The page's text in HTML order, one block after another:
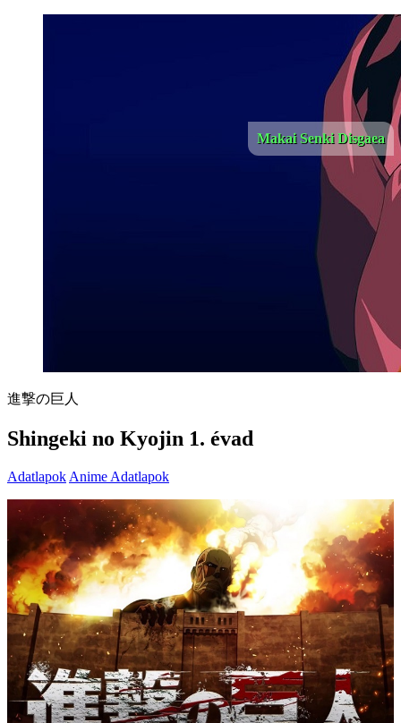
Makai Senki Disgaea
進撃の巨人
Shingeki no Kyojin 1. évad
Adatlapok Anime Adatlapok